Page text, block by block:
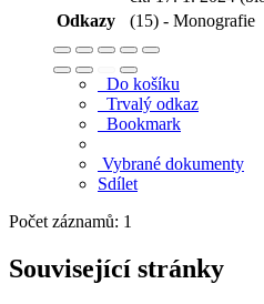
Odkazy
(15) - Monografie
Do košíku
Trvalý odkaz
Bookmark
Vybrané dokumenty
Sdílet
Počet záznamů: 1
Související stránky